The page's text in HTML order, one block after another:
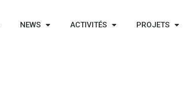
NEWS ACTIVITÉS PROJETS